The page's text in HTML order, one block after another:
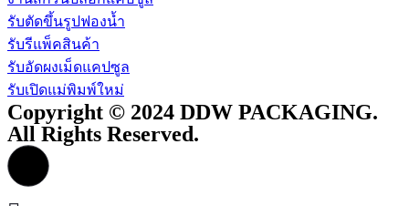
รับตัดขึ้นรูปฟองน้ำ
รับรีแพ็คสินค้า
รับอัดผงเม็ดแคปซูล
รับเปิดแม่พิมพ์ใหม่
Copyright © 2024 DDW PACKAGING.
All Rights Reserved.